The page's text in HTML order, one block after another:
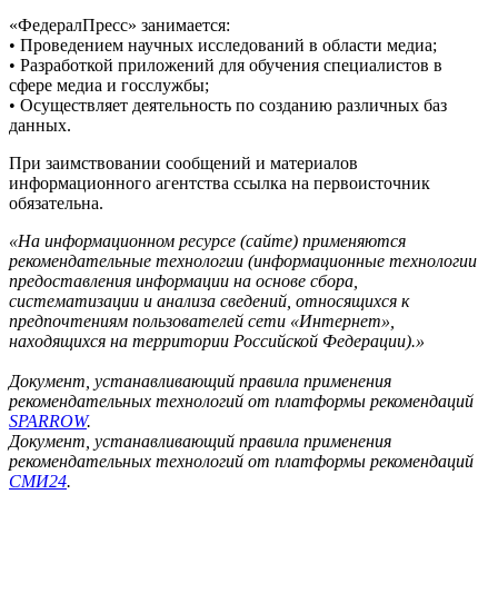
«ФедералПресс» занимается:
• Проведением научных исследований в области медиа;
• Разработкой приложений для обучения специалистов в
сфере медиа и госслужбы;
• Осуществляет деятельность по созданию различных баз
данных.
При заимствовании сообщений и материалов
информационного агентства ссылка на первоисточник
обязательна.
«На информационном ресурсе (сайте) применяются
рекомендательные технологии (информационные технологии
предоставления информации на основе сбора,
систематизации и анализа сведений, относящихся к
предпочтениям пользователей сети «Интернет»,
находящихся на территории Российской Федерации).»
Документ, устанавливающий правила применения
рекомендательных технологий от платформы рекомендаций
SPARROW.
Документ, устанавливающий правила применения
рекомендательных технологий от платформы рекомендаций
СМИ24.